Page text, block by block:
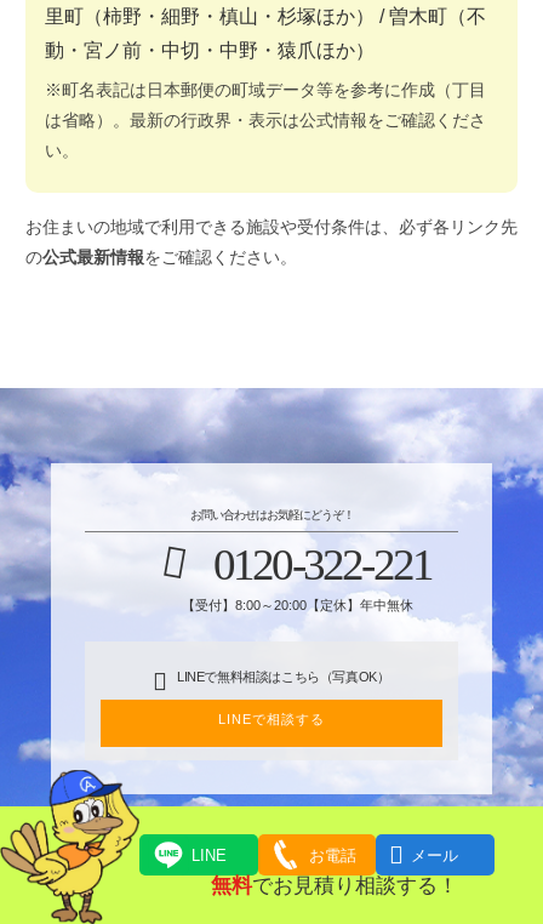
里町（柿野・細野・槙山・杉塚ほか） / 曽木町（不
動・宮ノ前・中切・中野・猿爪ほか）
※町名表記は日本郵便の町域データ等を参考に作成（丁目
は省略）。最新の行政界・表示は公式情報をご確認くださ
い。
お住まいの地域で利用できる施設や受付条件は、必ず各リンク先
の公式最新情報をご確認ください。
お問い合わせはお気軽にどうぞ！
0120-322-221
【受付】8:00～20:00【定休】年中無休
LINEで無料相談はこちら（写真OK）
LINEで相談する
LINE お電話  メール
無料でお見積り相談する！